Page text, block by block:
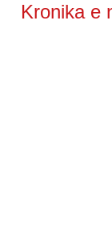
Kronika e